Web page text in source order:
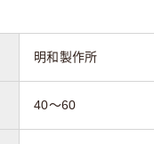
明和製作所
40～60